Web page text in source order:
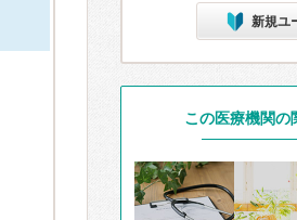
新規ユ
この医療機関の